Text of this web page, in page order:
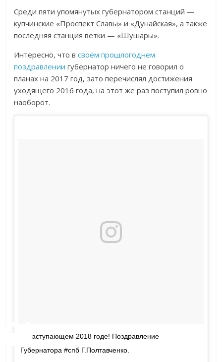
Среди пяти упомянутых губернатором станций —
купчинские «Проспект Славы» и «Дунайская», а также
последняя станция ветки — «Шушары».
Интересно, что всвоём прошлогоднем
поздравлении губернатор ничего не говорил о
планах на 2017 год, зато перечислял достижения
уходящего 2016 года, на этот же раз поступил ровно
наоборот.
О наступающем 2018 годе! Поздравление
Губернатора #спб Г.Полтавченко.